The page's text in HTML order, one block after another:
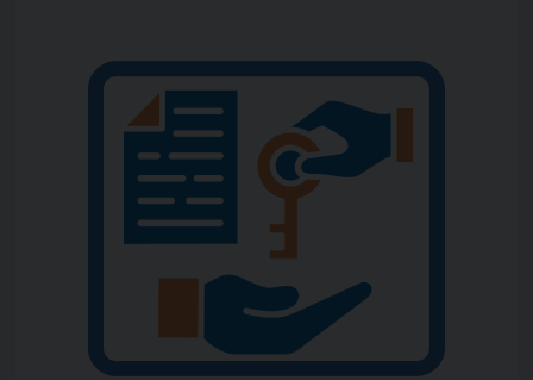
line, valuterà con te se applicarla o no , previa una
simulazione dell’imposta da pagare .
Hai qualche dubbio ?
Contatta fiscoeasy, il tuo commercialista on line ti
aiuterà a trovare una soluzione.
Non sai come procedere?
Contatta fiscoeasy, il tuto commercialista on line
si occuperà di tutto ,della redazione della
registrazione del contratto e ti invierà a casa
l’avvenuta registrazione con lo scadenzario delle
successive rate da pagare di imposta di registro.
Stesso servizio di un commercialista classico,
comodamente utilizzato dal tuo ufficio a prezzi
considerevolmente più vantaggiosi.